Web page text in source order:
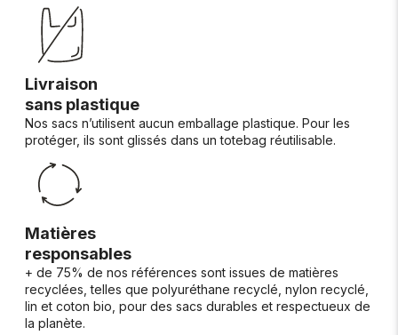
Livraison
sans plastique
Nos sacs n’utilisent aucun emballage plastique. Pour les
protéger, ils sont glissés dans un totebag réutilisable.
Matières
responsables
+ de 75% de nos références sont issues de matières
recyclées, telles que polyuréthane recyclé, nylon recyclé,
lin et coton bio, pour des sacs durables et respectueux de
la planète.